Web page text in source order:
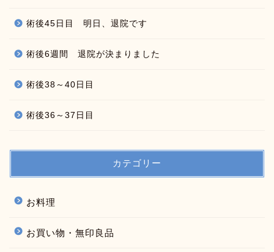
術後45日目 明日、退院です
術後6週間 退院が決まりました
術後38～40日目
術後36～37日目
カテゴリー
お料理
お買い物・無印良品